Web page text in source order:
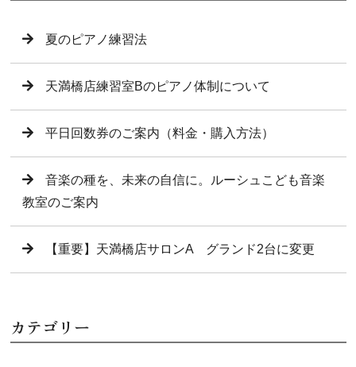
夏のピアノ練習法
天満橋店練習室Bのピアノ体制について
平日回数券のご案内（料金・購入方法）
音楽の種を、未来の自信に。ルーシュこども音楽
教室のご案内
【重要】天満橋店サロンA グランド2台に変更
カテゴリー